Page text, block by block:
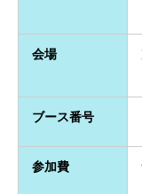
会場
ブース番号
参加費